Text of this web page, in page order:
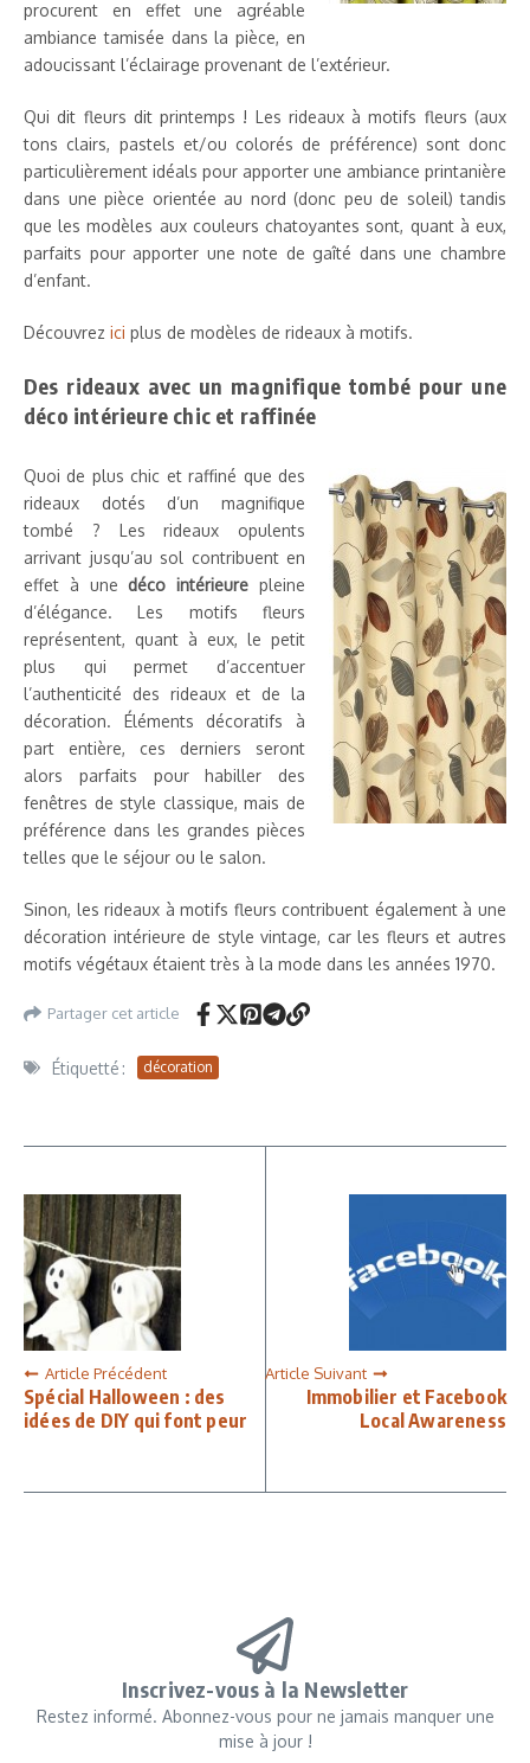
procurent en effet une agréable
ambiance tamisée dans la pièce, en
adoucissant l’éclairage provenant de l’extérieur.
Qui dit fleurs dit printemps ! Les rideaux à motifs fleurs (aux
tons clairs, pastels et/ou colorés de préférence) sont donc
particulièrement idéals pour apporter une ambiance printanière
dans une pièce orientée au nord (donc peu de soleil) tandis
que les modèles aux couleurs chatoyantes sont, quant à eux,
parfaits pour apporter une note de gaîté dans une chambre
d’enfant.
Découvrez ici plus de modèles de rideaux à motifs.
Des rideaux avec un magnifique tombé pour une
déco intérieure chic et raffinée
Quoi de plus chic et raffiné que des
rideaux dotés d’un magnifique
tombé ? Les rideaux opulents
arrivant jusqu’au sol contribuent en
effet à une déco intérieure pleine
d’élégance. Les motifs fleurs
représentent, quant à eux, le petit
plus qui permet d’accentuer
l’authenticité des rideaux et de la
décoration. Éléments décoratifs à
part entière, ces derniers seront
alors parfaits pour habiller des
fenêtres de style classique, mais de
préférence dans les grandes pièces
telles que le séjour ou le salon.
Sinon, les rideaux à motifs fleurs contribuent également à une
décoration intérieure de style vintage, car les fleurs et autres
motifs végétaux étaient très à la mode dans les années 1970.
Partager cet article
Étiquetté : décoration
Article Précédent
Spécial Halloween : des
idées de DIY qui font peur
Article Suivant
Immobilier et Facebook
Local Awareness
Inscrivez-vous à la Newsletter
Restez informé. Abonnez-vous pour ne jamais manquer une
mise à jour !